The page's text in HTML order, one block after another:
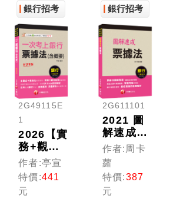
解！！
考/金融
基測）
銀行招考
2G49115E
1
2026【實
務+觀念
延伸融會
貫通】一
次考上銀
行 票據
作者:亭宣
特價:441
元
銀行招考
2G611101
2021 圖
解速成票
據法：圖
像記憶好
輕鬆（銀
行招考、
金融基
作者:周卡
蘿
特價:387
元